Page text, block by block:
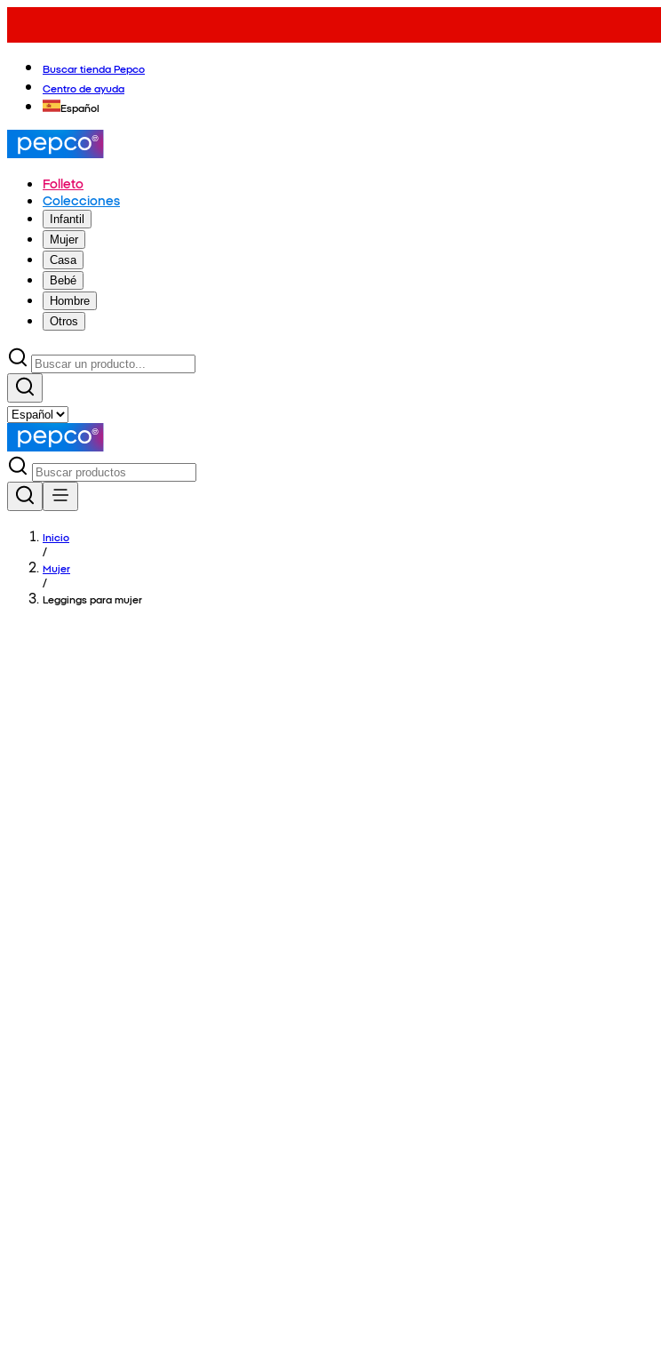
Buscar tienda Pepco
Centro de ayuda
Español
Folleto
Colecciones
Infantil
Mujer
Casa
Bebé
Hombre
Otros
Inicio
/
Mujer
/
Leggings para mujer